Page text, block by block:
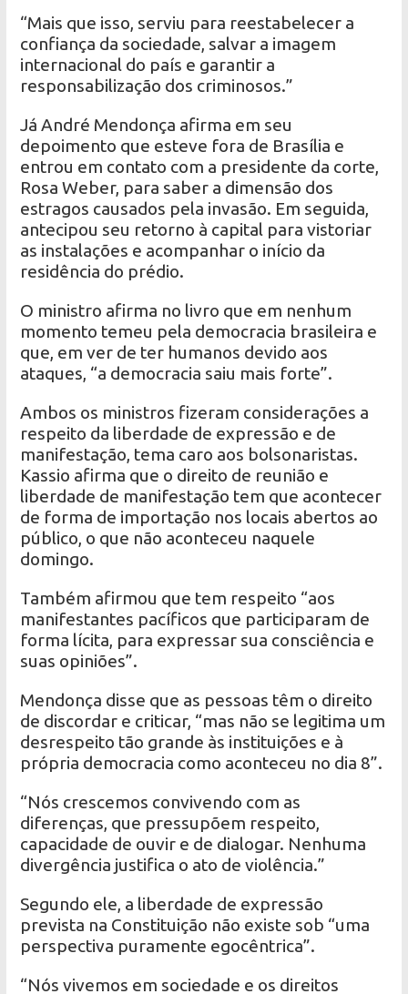
“Mais que isso, serviu para reestabelecer a
confiança da sociedade, salvar a imagem
internacional do país e garantir a
responsabilização dos criminosos.”
Já André Mendonça afirma em seu
depoimento que esteve fora de Brasília e
entrou em contato com a presidente da corte,
Rosa Weber, para saber a dimensão dos
estragos causados ​​pela invasão. Em seguida,
antecipou seu retorno à capital para vistoriar
as instalações e acompanhar o início da
residência do prédio.
O ministro afirma no livro que em nenhum
momento temeu pela democracia brasileira e
que, em ver de ter humanos devido aos
ataques, “a democracia saiu mais forte”.
Ambos os ministros fizeram considerações a
respeito da liberdade de expressão e de
manifestação, tema caro aos bolsonaristas.
Kassio afirma que o direito de reunião e
liberdade de manifestação tem que acontecer
de forma de importação nos locais abertos ao
público, o que não aconteceu naquele
domingo.
Também afirmou que tem respeito “aos
manifestantes pacíficos que participaram de
forma lícita, para expressar sua consciência e
suas opiniões”.
Mendonça disse que as pessoas têm o direito
de discordar e criticar, “mas não se legitima um
desrespeito tão grande às instituições e à
própria democracia como aconteceu no dia 8”.
“Nós crescemos convivendo com as
diferenças, que pressupõem respeito,
capacidade de ouvir e de dialogar. Nenhuma
divergência justifica o ato de violência.”
Segundo ele, a liberdade de expressão
prevista na Constituição não existe sob “uma
perspectiva puramente egocêntrica”.
“Nós vivemos em sociedade e os direitos